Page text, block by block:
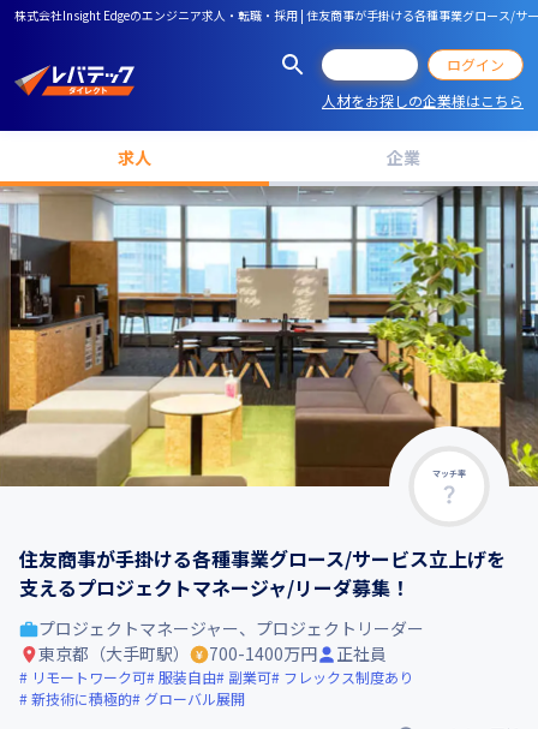
株式会社Insight Edgeのエンジニア求人・転職・採用 | 住友商事が手掛ける各種事業グロース/
ログイン
人材をお探しの企業様はこちら
求人 企業
マッチ率
住友商事が手掛ける各種事業グロース/サービス立上げを
支えるプロジェクトマネージャ/リーダ募集！
プロジェクトマネージャー、プロジェクトリーダー
東京都（大手町駅）
700-1400万円 正社員
リモートワーク可 服装自由 副業可
フレックス制度あり
新技術に積極的
グローバル展開